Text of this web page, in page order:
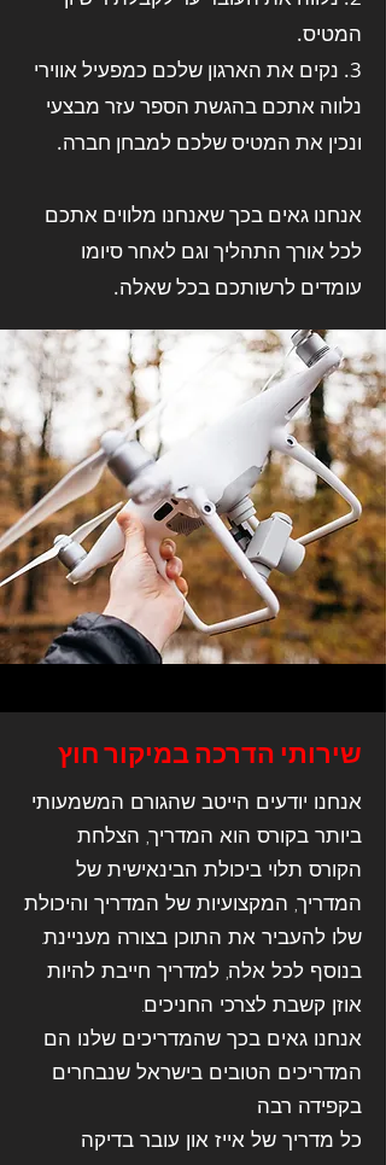
המטיס.
3. נקים את הארגון שלכם כמפעיל אווירי
נלווה אתכם בהגשת הספר עזר מבצעי
ונכין את המטיס שלכם למבחן חברה.
אנחנו גאים בכך שאנחנו מלווים אתכם
לכל אורך התהליך וגם לאחר סיומו
עומדים לרשותכם בכל שאלה.
שירותי הדרכה במיקור חוץ
אנחנו יודעים הייטב שהגורם המשמעותי
ביותר בקורס הוא המדריך, הצלחת
הקורס תלוי ביכולת הבינאישית של
המדריך, המקצועיות של המדריך והיכולת
שלו להעביר את התוכן בצורה מעניינת.
בנוסף לכל אלה, למדריך חייבת להיות
אוזן קשבת לצרכי החניכים.
אנחנו גאים בכך שהמדריכים שלנו הם
המדריכים הטובים בישראל שנבחרים
בקפידה רבה
כל מדריך של אייז און עובר בדיקה